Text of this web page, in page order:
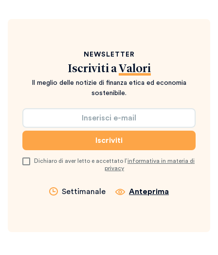
NEWSLETTER
Iscriviti a Valori
Il meglio delle notizie di finanza etica ed economia
sostenibile.
Dichiaro di aver letto e accettato l’informativa in materia di
privacy
Settimanale Anteprima